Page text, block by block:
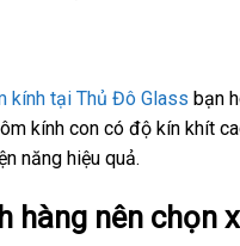
kính tại Thủ Đô Glass bạn
kính con có độ kín khít
năng hiệu quả.
hàng nên